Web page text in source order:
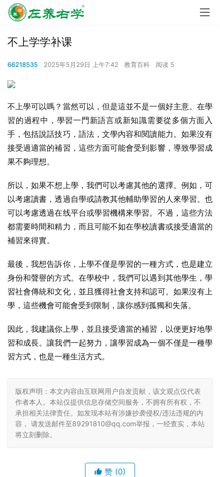
不上学学补课
66218535 2025年5月29日 上午7:42 教育百科 阅读 5
不上學可以嗎？當然可以，但是這並不是一個好主意。在學
習的過程中，學習一門新語言或新知識需要從多個方面入
手，包括說話技巧，語法，文學內容和閱讀能力。如果沒有
接受過適當的補習，這些方面可能會受到影響，導致學習成
果不夠理想。
所以，如果不想上學，我們可以考慮其他的選擇。例如，可
以考慮讀書，透過自學或請教其他輔助學習的人來學習。也
可以考慮透過在线平台或學習機構來學習。不過，這些方法
都需要時間和精力，而且可能不如在學校讀書或接受適當的
補習來得實。
最後，我想告訴你，上學不僅是學習的一種方式，也是建立
身份和聲譽的方式。在學校中，我們可以遇到其他學生，學
習社會傳統和文化，並且獲得社會支持和認可。如果沒有上
學，這些機會可能會受到限制，讓你感到孤獨和失落。
因此，我建議你上學，並且接受適當的補習，以便更好地學
習和成長。讓我們一起努力，讓學習成為一個不僅是一種學
習方式，也是一種生活方式。
版权声明：本文内容由互联网用户自发贡献，该文观点仅代表
作者本人。本站仅提供信息存储空间服务，不拥有所有权，不
承担相关法律责任。如发现本站有涉嫌抄袭侵权/违法违规的内
容， 请发送邮件至89291810@qq.com举报，一经查实，本站
将立刻删除。
赞 (0)